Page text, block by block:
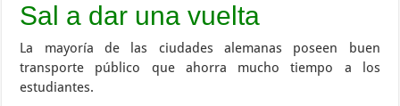
Sal a dar una vuelta
La mayoría de las ciudades alemanas poseen buen
transporte público que ahorra mucho tiempo a los
estudiantes.